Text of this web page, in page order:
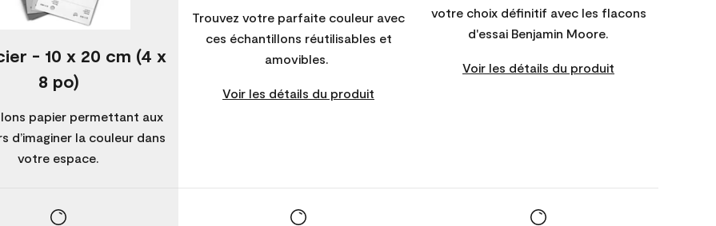
- 10 x 20 cm (4 x
8 po)
papier permettant aux
d’imaginer la couleur dans
votre espace.
Trouvez votre parfaite couleur avec
ces échantillons réutilisables et
amovibles.
Voir les détails du produit
votre choix définitif avec les flacons
d'essai Benjamin Moore.
Voir les détails du produit